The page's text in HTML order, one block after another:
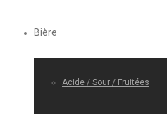
Bière
Acide / Sour / Fruitées